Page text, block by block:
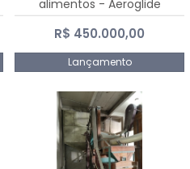
alimentos - Aeroglide
R$ 450.000,00
Lançamento